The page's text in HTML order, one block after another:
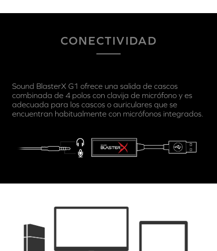
CONECTIVIDAD
Sound BlasterX G1 ofrece una salida de cascos
combinada de 4 polos con clavija de micrófono y es
adecuada para los cascos o auriculares que se
encuentran habitualmente con micrófonos integrados.